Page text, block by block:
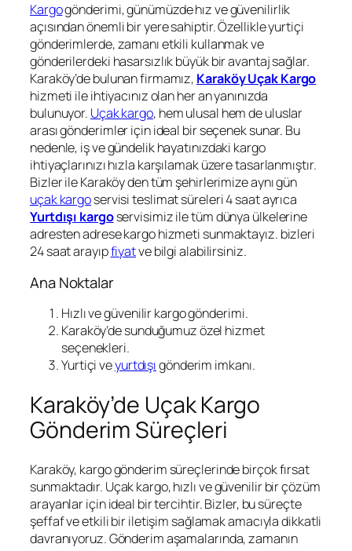
Kargogönderimi, günümüzde hız ve güvenilirlik
açısından önemli bir yere sahiptir. Özellikle yurtiçi
gönderimlerde, zamanı etkili kullanmak ve
gönderilerdeki hasarsızlık büyük bir avantaj sağlar.
Karaköy’de bulunan firmamız, Karaköy Uçak Kargo
hizmeti ile ihtiyacınız olan her an yanınızda
bulunuyor. Uçak kargo, hem ulusal hem de uluslar
arası gönderimler için ideal bir seçenek sunar. Bu
nedenle, iş ve gündelik hayatınızdaki kargo
ihtiyaçlarınızı hızla karşılamak üzere tasarlanmıştır.
Bizler ile Karaköy den tüm şehirlerimize aynı gün
uçak kargoservisi teslimat süreleri 4 saat ayrıca
Yurtdışı kargoservisimiz ile tüm dünya ülkelerine
adresten adrese kargo hizmeti sunmaktayız. bizleri
24 saat arayıpfiyatve bilgi alabilirsiniz.
Ana Noktalar
Hızlı ve güvenilir kargo gönderimi.
Karaköy’de sunduğumuz özel hizmet
seçenekleri.
Yurtiçi veyurtdışıgönderim imkanı.
Karaköy’de Uçak Kargo
Gönderim Süreçleri
Karaköy, kargo gönderim süreçlerinde birçok fırsat
sunmaktadır. Uçak kargo, hızlı ve güvenilir bir çözüm
arayanlar için ideal bir tercihtir. Bizler, bu süreçte
şeffaf ve etkili bir iletişim sağlamak amacıyla dikkatli
davranıyoruz. Gönderim aşamalarında, zamanın